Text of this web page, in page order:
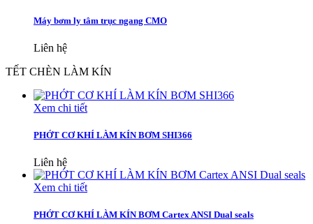
Máy bơm ly tâm trục ngang CMO
Liên hệ
TẾT CHÈN LÀM KÍN
Xem chi tiết
PHỚT CƠ KHÍ LÀM KÍN BƠM SHI366
Liên hệ
Xem chi tiết
PHỚT CƠ KHÍ LÀM KÍN BƠM Cartex ANSI Dual seals